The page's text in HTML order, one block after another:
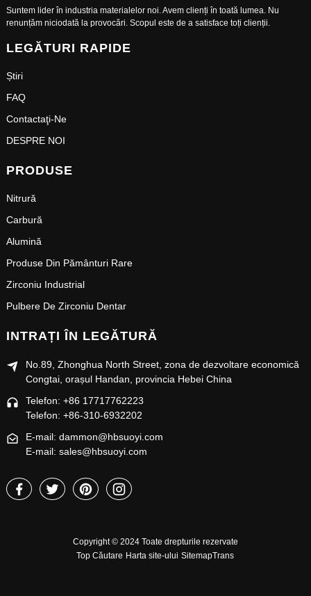
Suntem lider în industria materialelor noi. Avem clienți în toată lumea. Nu
renunțăm niciodată la provocări. Scopul este de a satisface toți clienții.
LEGĂTURI RAPIDE
Știri
FAQ
Contactaţi-Ne
DESPRE NOI
PRODUSE
Nitrură
Carbură
Alumină
Produse Din Pământuri Rare
Zirconiu Industrial
Pulbere De Zirconiu Dentar
INTRAȚI ÎN LEGĂTURĂ
No.89, Zhonghua North Street, zona de dezvoltare economică
Congtai, orașul Handan, provincia Hebei China
Telefon: +86 17717762223
Telefon: +86-310-6932202
E-mail: dammon@hbsuoyi.com
E-mail: sales@hbsuoyi.com
Copyright © 2024 Toate drepturile rezervate
Top Căutare Harta site-ului SitemapTrans